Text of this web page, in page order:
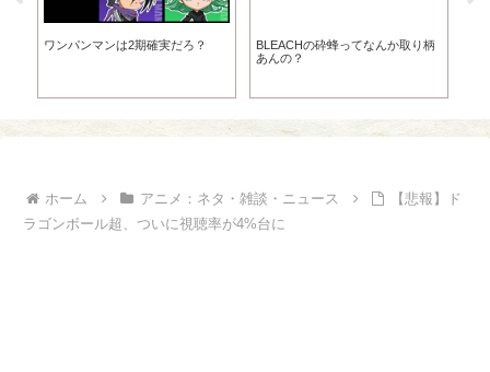
ワンパンマンは2期確実だろ？
BLEACHの砕蜂ってなんか取り柄
あんの？
ホーム アニメ：ネタ・雑談・ニュース
【悲報】ド
ラゴンボール超、ついに視聴率が4%台に